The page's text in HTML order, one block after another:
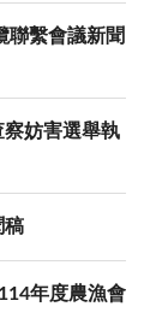
聯繫會議新聞
妨害選舉執
稿
年度農漁會